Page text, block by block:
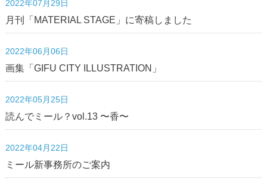
2022年07月29日
月刊「MATERIAL STAGE」に寄稿しました
2022年06月06日
画集「GIFU CITY ILLUSTRATION」
2022年05月25日
読んでミール？vol.13 〜香〜
2022年04月22日
ミール新事務所のご案内